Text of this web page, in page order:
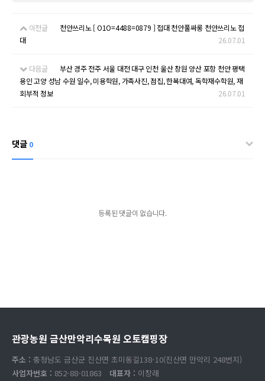
이전글
천안쓰리노 [ O1O=4488=0879 ] 접대 천안풀싸롱 천안쓰리노 접
대
26.07.01
다음글
부산 경주 전주 서울 대전 대구 인천 울산 창원 양산 포항 천안 평택
용인 고양 성남 수원 일수, 미용학원, 가족사진, 점집, 한복대여, 독학재수학원, 재
회부적 정보
26.07.01
댓글 0
등록된 댓글이 없습니다.
관광농원 금산만악리수목원 오토캠핑장
주소 : 충청남도 금산군 진산면 초미동길138-10(진산면 만악리 248번지)
사업자번호 : 852-88-01863 대표자 : 이창래